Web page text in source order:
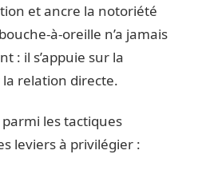
et ancre la notoriété
à-oreille n’a jamais
: il s’appuie sur la
relation directe.
les tactiques
leviers à privilégier :